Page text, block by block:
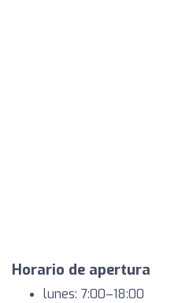
Horario de apertura
lunes: 7:00–18:00